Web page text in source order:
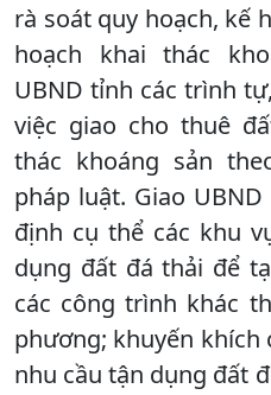
rà soát quy hoạch, kế
hoạch khai thác
UBND tỉnh các trình
việc giao cho thuê
thác khoáng sản
pháp luật. Giao
định cụ thể các khu
dụng đất đá thải để
các công trình khác
phương; khuyến khích
nhu cầu tận dụng đất